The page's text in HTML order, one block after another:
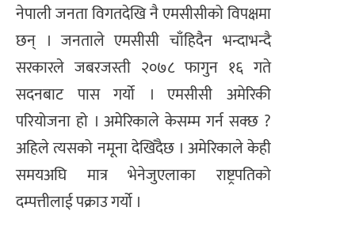
नेपाली जनता विगतदेखि नै एमसीसीको विपक्षमा
छन् । जनताले एमसीसी चाँहिदैन भन्दाभन्दै
सरकारले जबरजस्ती २०७८ फागुन १६ गते
सदनबाट पास गर्यो । एमसीसी अमेरिकी
परियोजना हो । अमेरिकाले केसम्म गर्न सक्छ ?
अहिले त्यसको नमूना देखिँदैछ । अमेरिकाले केही
समयअघि मात्र भेनेजुएलाका राष्ट्रपतिको
दम्पत्तीलाई पक्राउ गर्यो ।